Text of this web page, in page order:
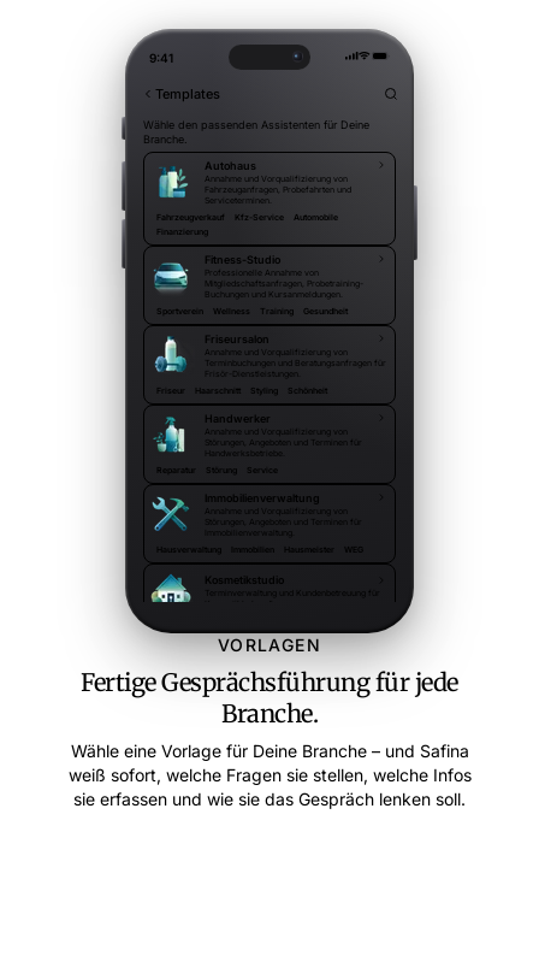
9:41
Templates
Wähle den passenden Assistenten für Deine
Branche.
Autohaus
Annahme und Vorqualifizierung von
Fahrzeuganfragen, Probefahrten und
Serviceterminen.
Fahrzeugverkauf
Kfz-Service
Automobile
Finanzierung
Fitness-Studio
Professionelle Annahme von
Mitgliedschaftsanfragen, Probetraining-
Buchungen und Kursanmeldungen.
Sportverein
Wellness Training Gesundheit
Friseursalon
Annahme und Vorqualifizierung von
Terminbuchungen und Beratungsanfragen für
Frisör-Dienstleistungen.
Friseur
Haarschnitt Styling Schönheit
Handwerker
Annahme und Vorqualifizierung von
Störungen, Angeboten und Terminen für
Handwerksbetriebe.
Reparatur
Störung Service
Immobilienverwaltung
Annahme und Vorqualifizierung von
Störungen, Angeboten und Terminen für
Immobilienverwaltung.
Hausverwaltung
Immobilien Hausmeister WEG
Kosmetikstudio
Terminverwaltung und Kundenbetreuung für
VORLAGEN
Fertige Gesprächsführung für jede
Branche.
Wähle eine Vorlage für Deine Branche – und Safina
weiß sofort, welche Fragen sie stellen, welche Infos
sie erfassen und wie sie das Gespräch lenken soll.